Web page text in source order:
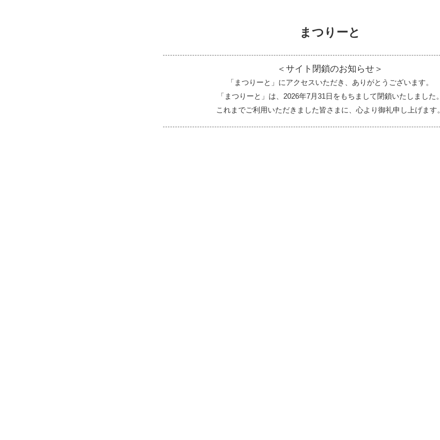
まつりーと
＜サイト閉鎖のお知らせ＞
「まつりーと」にアクセスいただき、ありがとうございます。
「まつりーと」は、2026年7月31日をもちまして閉鎖いたしました
これまでご利用いただきました皆さまに、心より御礼申し上げます